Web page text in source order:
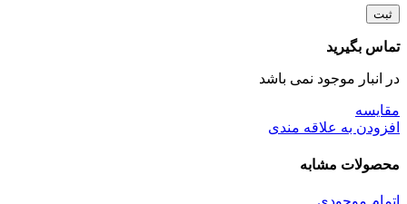
تماس بگیرید
در انبار موجود نمی باشد
مقایسه
افزودن به علاقه مندی
محصولات مشابه
اتمام موجودی